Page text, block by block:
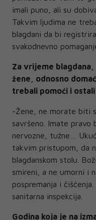
imali puno, ali su
Takvim ljudima ne
blagdani da bi
svakodnevno
Za vrijeme
žene, odnosno
trebali pomoći i ostali
-Žene, ne morate biti
savršeno. Imate pravo
nervozne, tužne…
takvim pristupom, da
blagdanskom stolu.
smireni, a ne umorni i
pospremanja i
sanitarna inspekcija.
Godina koja je na